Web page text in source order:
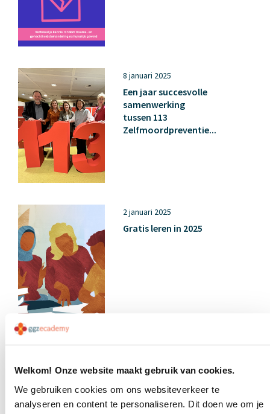
Welkom! Onze website maakt gebruik van cookies.
We gebruiken cookies om ons websiteverkeer te
analyseren en content te personaliseren. Dit doen we om je
8 januari 2025
Een jaar succesvolle
samenwerking
tussen 113
Zelfmoordpreventie...
2 januari 2025
Gratis leren in 2025
11 december 2024
Online Educa Berlin 2024